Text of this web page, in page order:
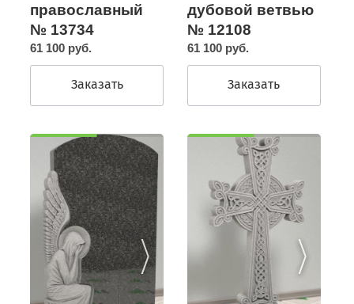
православный
№ 13734
61 100 руб.
Заказать
дубовой ветвью
№ 12108
61 100 руб.
Заказать